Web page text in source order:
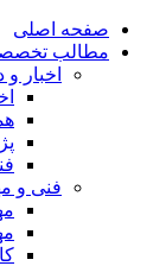
صفحه اصلی
مطالب تخصصی
اخبار و
فنی و